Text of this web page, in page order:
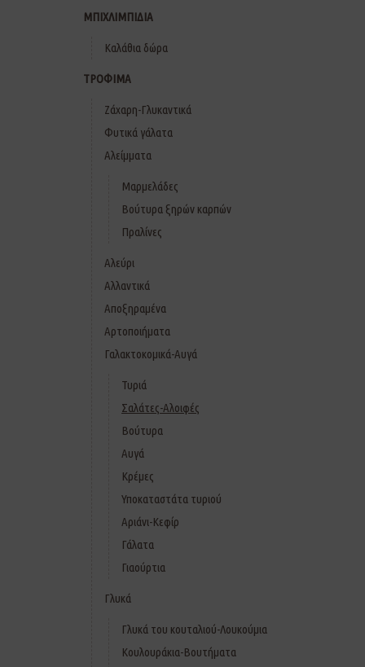
ΜΠΙΧΛΙΜΠΙΔΙΑ
Καλάθια δώρα
ΤΡΟΦΙΜΑ
Ζάχαρη-Γλυκαντικά
Φυτικά γάλατα
Αλείμματα
Μαρμελάδες
Βούτυρα ξηρών καρπών
Πραλίνες
Αλεύρι
Αλλαντικά
Αποξηραμένα
Αρτοποιήματα
Γαλακτοκομικά-Αυγά
Τυριά
Σαλάτες-Αλοιφές
Βούτυρα
Αυγά
Κρέμες
Υποκαταστάτα τυριού
Αριάνι-Κεφίρ
Γάλατα
Γιαούρτια
Γλυκά
Γλυκά του κουταλιού-Λουκούμια
Κουλουράκια-Βουτήματα